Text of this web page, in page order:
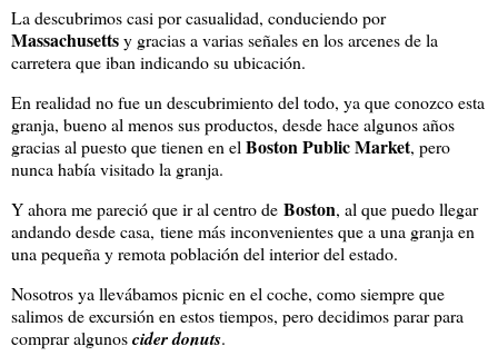
La descubrimos casi por casualidad, conduciendo por
Massachusettsy gracias a varias señales en los arcenes de la
carretera que iban indicando su ubicación.
En realidad no fue un descubrimiento del todo, ya que conozco esta
granja, bueno al menos sus productos, desde hace algunos años
gracias al puesto que tienen en elBoston Public Market, pero
nunca había visitado la granja.
Y ahora me pareció que ir al centro de Boston, al que puedo llegar
andando desde casa, tiene más inconvenientes que a una granja en
una pequeña y remota población del interior del estado.
Nosotros ya llevábamos picnic en el coche, como siempre que
salimos de excursión en estos tiempos, pero decidimos parar para
comprar algunoscider donuts.